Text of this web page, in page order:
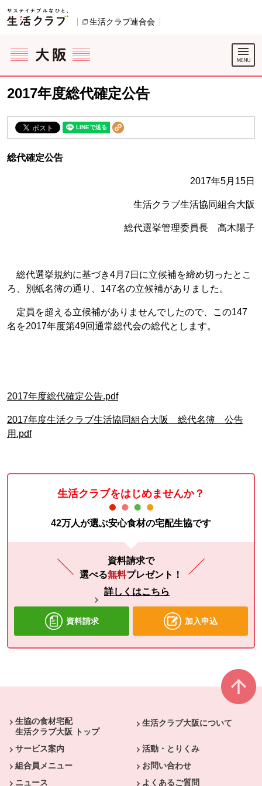
ページの先頭です。
生活クラブ連合会
ここからサイト内共通メニューです。
サイト内共通メニューをスキップする
サイト内共通メニューここまで。
2017年度総代確定公告
総代確定公告
2017年5月15日
生活クラブ生活協同組合大阪
総代選挙管理委員長 高木陽子
総代選挙規約に基づき4月7日に立候補を締め切ったとこ
ろ、別紙名簿の通り、147名の立候補がありました。
定員を超える立候補がありませんでしたので、この147
名を2017年度第49回通常総代会の総代とします。
2017年度総代確定公告.pdf
2017年度生活クラブ生活協同組合大阪 総代名簿 公告
用.pdf
生活クラブをはじめませんか？
42万人が選ぶ安心食材の宅配生協です
資料請求で
選べる無料プレゼント！
詳しくはこちら
資料請求 加入申込
生協の食材宅配
生活クラブ大阪 トップ
生活クラブ大阪について
サービス案内
活動・とりくみ
組合員メニュー
お問い合わせ
ニュース
よくあるご質問